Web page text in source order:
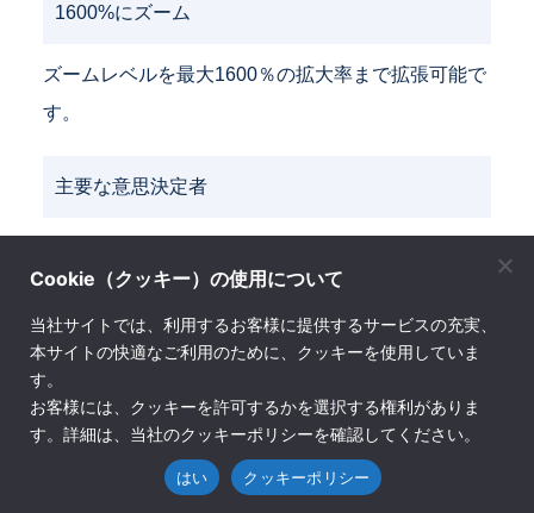
1600%にズーム
ズームレベルを最大1600％の拡大率まで拡張可能で
す。
主要な意思決定者
と、決定が下されると、自動的に次の段階がトリガ
ーされます。
インテークフォーム
インテークフォームを使用して、チームメンバーや
クライアントとプロジェクトを開始します。
Cookie（クッキー）の使用について
当社サイトでは、利用するお客様に提供するサービスの充実、
本サイトの快適なご利用のために、クッキーを使用していま
す。
お客様には、クッキーを許可するかを選択する権利がありま
す。詳細は、当社のクッキーポリシーを確認してください。
はい クッキーポリシー